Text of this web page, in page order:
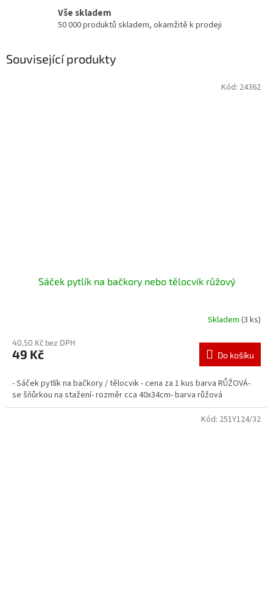
Vše skladem
50 000 produktů skladem, okamžitě k prodeji
Související produkty
Sáček pytlík na bačkory nebo tělocvik růžový
Skladem (3 ks)
40,50 Kč bez DPH
49 Kč Do košíku
- Sáček pytlík na bačkory / tělocvik - cena za 1 kus barva RŮŽOVÁ-
se šňůrkou na stažení- rozměr cca 40x34cm- barva růžová
Kód: 24362
Kód: 251Y124/32